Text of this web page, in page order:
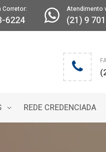
Corretor:
6224
Atendimento
(21) 9
REDE CREDENCIADA